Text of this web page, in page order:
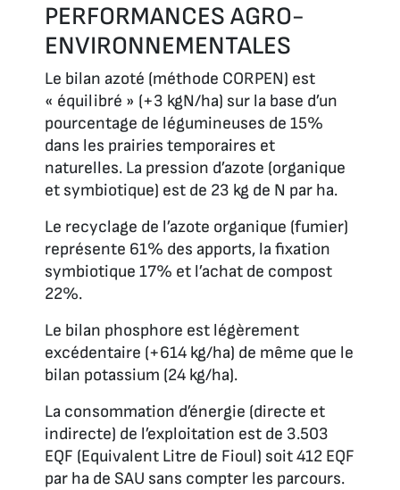
PERFORMANCES AGRO-
ENVIRONNEMENTALES
Le bilan azoté (méthode CORPEN) est
« équilibré » (+3 kgN/ha) sur la base d’un
pourcentage de légumineuses de 15%
dans les prairies temporaires et
naturelles. La pression d’azote (organique
et symbiotique) est de 23 kg de N par ha.
Le recyclage de l’azote organique (fumier)
représente 61% des apports, la fixation
symbiotique 17% et l’achat de compost
22%.
Le bilan phosphore est légèrement
excédentaire (+614 kg/ha) de même que le
bilan potassium (24 kg/ha).
La consommation d’énergie (directe et
indirecte) de l’exploitation est de 3.503
EQF (Equivalent Litre de Fioul) soit 412 EQF
par ha de SAU sans compter les parcours.